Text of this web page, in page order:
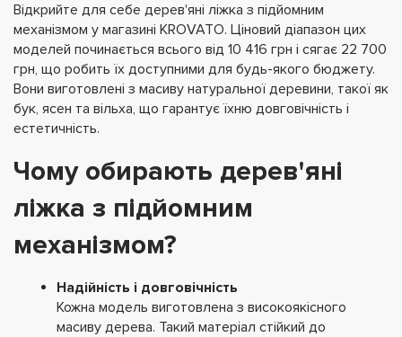
Відкрийте для себе дерев'яні ліжка з підйомним
механізмом у магазині KROVATO. Ціновий діапазон цих
моделей починається всього від 10 416 грн і сягає 22 700
грн, що робить їх доступними для будь-якого бюджету.
Вони виготовлені з масиву натуральної деревини, такої як
бук, ясен та вільха, що гарантує їхню довговічність і
естетичність.
Чому обирають дерев'яні
ліжка з підйомним
механізмом?
Надійність і довговічність
Кожна модель виготовлена з високоякісного
масиву дерева. Такий матеріал стійкий до